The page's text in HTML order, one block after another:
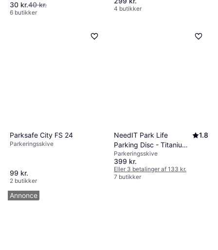
30 kr.40 kr.
6 butikker
4 butikker
Parksafe City FS 24
Parkeringsskive
99 kr.
2 butikker
NeedIT Park Life
Parking Disc - Titanium
Silver
1.8
Parkeringsskive
399 kr.
Eller 3 betalinger af 133 kr.
7 butikker
Annonce